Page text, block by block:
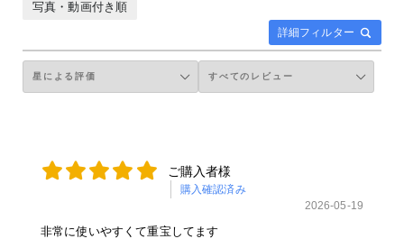
詳細フィルター
写真・動画付き順
ご購入者様
購入確認済み
2026-05-19
非常に使いやすくて重宝してます